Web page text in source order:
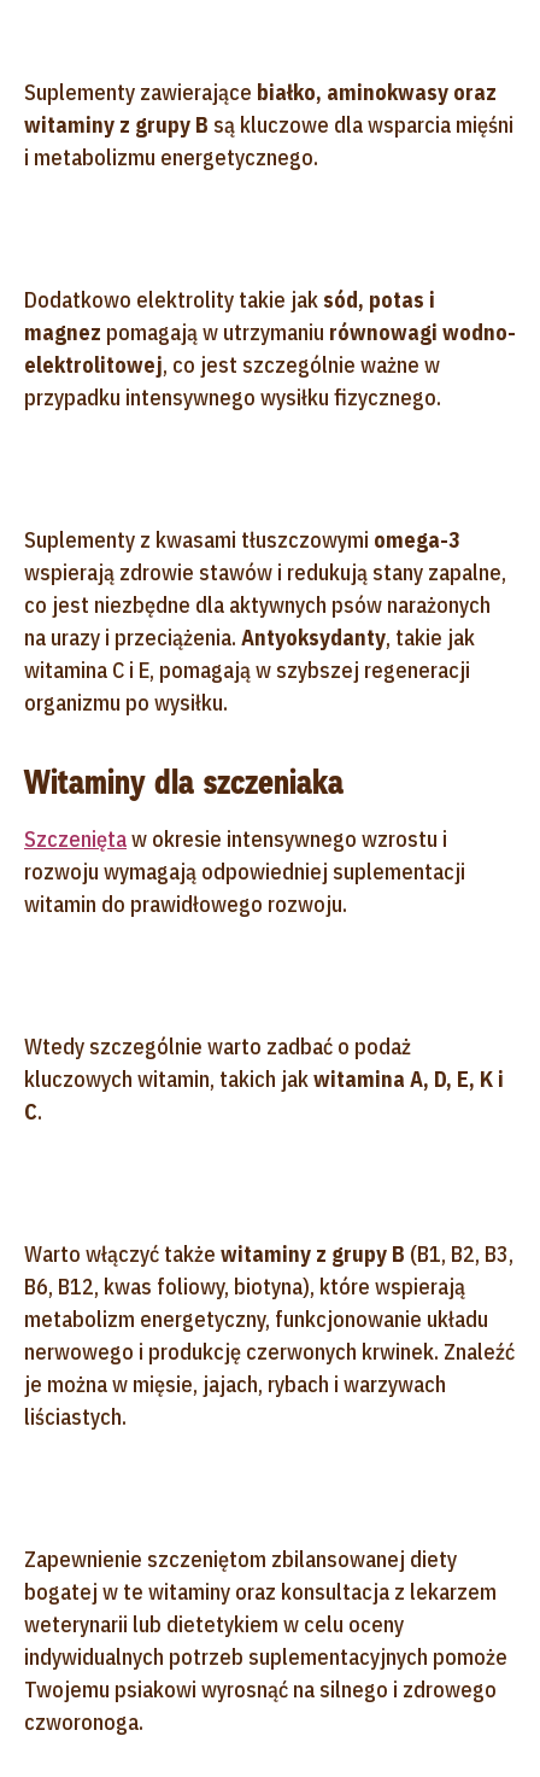
Suplementy zawierające białko, aminokwasy oraz
witaminy z grupy B są kluczowe dla wsparcia mięśni
i metabolizmu energetycznego.
Dodatkowo elektrolity takie jaksód, potas i
magnez pomagają w utrzymaniu równowagi wodno-
elektrolitowej, co jest szczególnie ważne w
przypadku intensywnego wysiłku fizycznego.
Suplementy z kwasami tłuszczowymi omega-3
wspierają zdrowie stawów i redukują stany zapalne,
co jest niezbędne dla aktywnych psów narażonych
na urazy i przeciążenia. Antyoksydanty, takie jak
witamina C i E, pomagają w szybszej regeneracji
organizmu po wysiłku.
Witaminy dla szczeniaka
Szczeniętaw okresie intensywnego wzrostu i
rozwoju wymagają odpowiedniej suplementacji
witamin do prawidłowego rozwoju.
Wtedy szczególnie warto zadbać o podaż
kluczowych witamin, takich jakwitamina A, D, E, K i
C.
Warto włączyć także witaminy z grupy B (B1, B2, B3,
B6, B12, kwas foliowy, biotyna), które wspierają
metabolizm energetyczny, funkcjonowanie układu
nerwowego i produkcję czerwonych krwinek. Znaleźć
je można w mięsie, jajach, rybach i warzywach
liściastych.
Zapewnienie szczeniętom zbilansowanej diety
bogatej w te witaminy oraz konsultacja z lekarzem
weterynarii lub dietetykiem w celu oceny
indywidualnych potrzeb suplementacyjnych pomoże
Twojemu psiakowi wyrosnąć na silnego i zdrowego
czworonoga.